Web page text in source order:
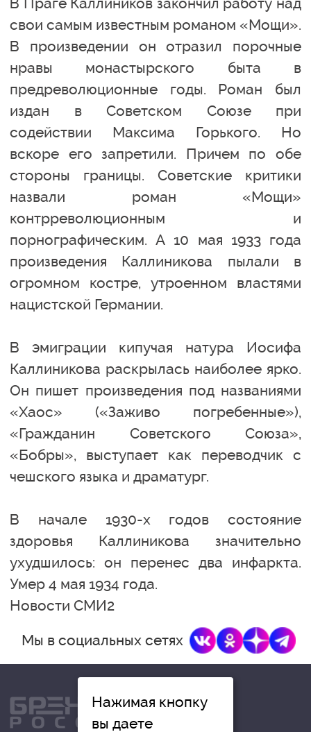
свои самым известным романом «Мощи».
В произведении он отразил порочные
нравы монастырского быта в
предреволюционные годы. Роман был
издан в Советском Союзе при
содействии Максима Горького. Но
вскоре его запретили. Причем по обе
стороны границы. Советские критики
назвали роман «Мощи»
контрреволюционным и
порнографическим. А 10 мая 1933 года
произведения Каллиникова пылали в
огромном костре, утроенном властями
нацистской Германии.
В эмиграции кипучая натура Иосифа
Каллиникова раскрылась наиболее ярко.
Он пишет произведения под названиями
«Хаос» («Заживо погребенные»),
«Гражданин Советского Союза»,
«Бобры», выступает как переводчик с
чешского языка и драматург.
В начале 1930-х годов состояние
здоровья Каллиникова значительно
ухудшилось: он перенес два инфаркта.
Умер 4 мая 1934 года.
Новости СМИ2
Мы в социальных сетях
Нажимая кнопку
вы даете